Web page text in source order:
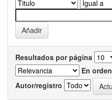
Resultados por página
En orden
Autor/registro